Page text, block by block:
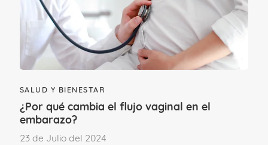
Problemas más frecuentes y
cómo tratarlos
llamativos, pero la mayoría, son
transitorios. Los más frecuentes son los
siguientes:
SALUD Y BIENESTAR
¿Por qué cambia el flujo vaginal en el
embarazo?
23 de Julio del 2024